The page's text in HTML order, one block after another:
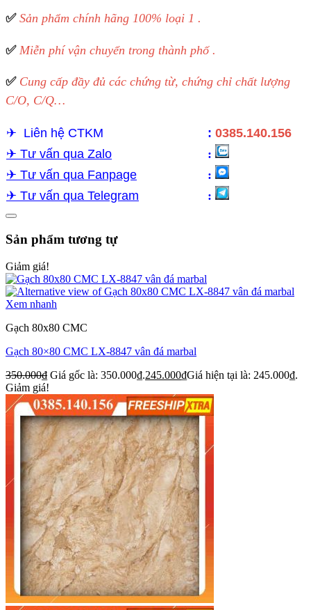
✅Sản phẩm chính hãng 100% loại 1 .
✅ Miễn phí vận chuyển trong thành phố .
✅ Cung cấp đầy đủ các chứng từ, chứng chỉ chất lượng
C/O, C/Q…
✈︎ Liên hệ CTKM : 0385.140.156
✈︎ Tư vấn qua Zalo :
✈︎ Tư vấn qua Fanpage :
✈︎ Tư vấn qua Telegram :
Sản phẩm tương tự
Giảm giá!
Xem nhanh
Gạch 80x80 CMC
Gạch 80×80 CMC LX-8847 vân đá marbal
350.000₫ Giá gốc là: 350.000₫.245.000₫Giá hiện tại là: 245.000₫.
Giảm giá!